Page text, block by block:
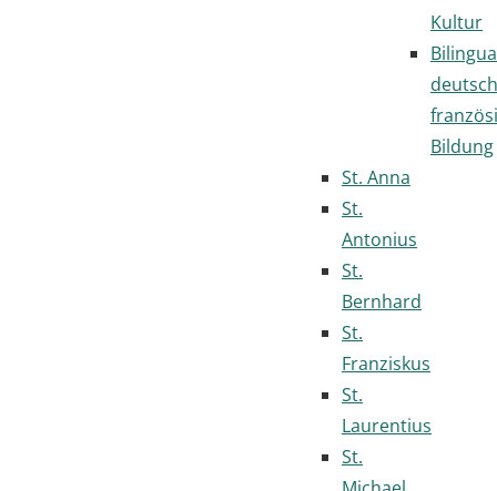
Kultur
deutsch
Bildung
St. Anna
St.
Antonius
St.
Bernhard
St.
Franziskus
St.
Laurentius
St.